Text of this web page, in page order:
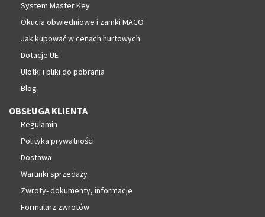
System Master Key
Okucia obwiedniowe i zamki MACO
Jak kupować w cenach hurtowych
Dotacje UE
Ulotki i pliki do pobrania
Blog
OBSŁUGA KLIENTA
Regulamin
Polityka prywatności
Dostawa
Warunki sprzedaży
Zwroty- dokumenty, informacje
Formularz zwrotów